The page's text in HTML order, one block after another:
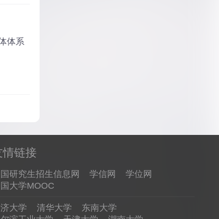
体系
情链接
研究生招生信息网 学信网
学位网
大学MOOC
大学 清华大学
东南大学